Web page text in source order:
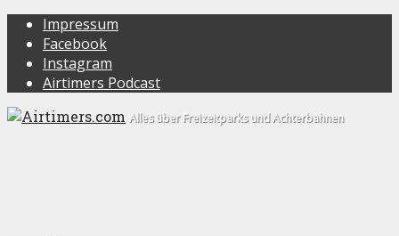
Impressum
Facebook
Instagram
Airtimers Podcast
Alles über Freizeitparks und Achterbahnen